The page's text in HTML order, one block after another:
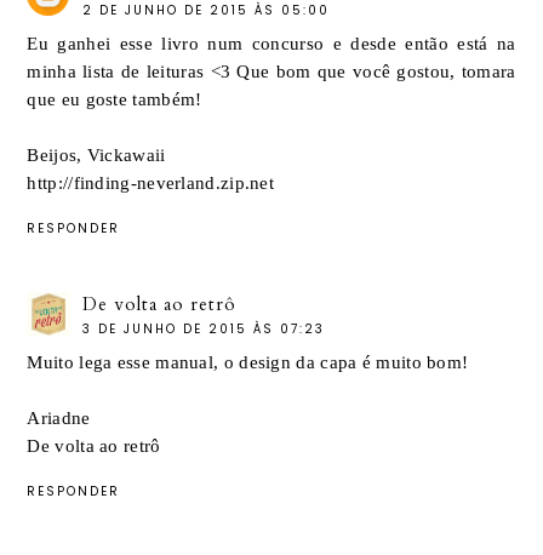
2 DE JUNHO DE 2015 ÀS 05:00
Eu ganhei esse livro num concurso e desde então está na
minha lista de leituras <3 Que bom que você gostou, tomara
que eu goste também!
Beijos, Vickawaii
http://finding-neverland.zip.net
RESPONDER
De volta ao retrô
3 DE JUNHO DE 2015 ÀS 07:23
Muito lega esse manual, o design da capa é muito bom!
Ariadne
De volta ao retrô
RESPONDER